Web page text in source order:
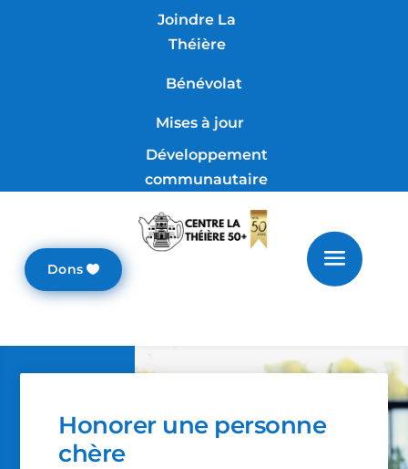
Joindre La
Théière
Bénévolat
Mises à jour
Développement
communautaire
Dons
Honorer une personne
chère